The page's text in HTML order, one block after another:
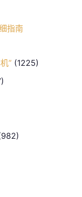
指南
” (1225)